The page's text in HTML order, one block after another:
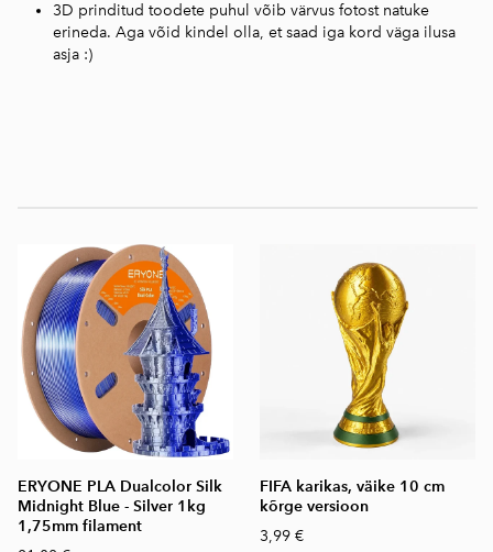
3D prinditud toodete puhul võib värvus fotost natuke
erineda. Aga võid kindel olla, et saad iga kord väga ilusa
asja :)
ERYONE PLA Dualcolor Silk
Midnight Blue - Silver 1kg
1,75mm filament
FIFA karikas, väike 10 cm
kõrge versioon
3,99 €